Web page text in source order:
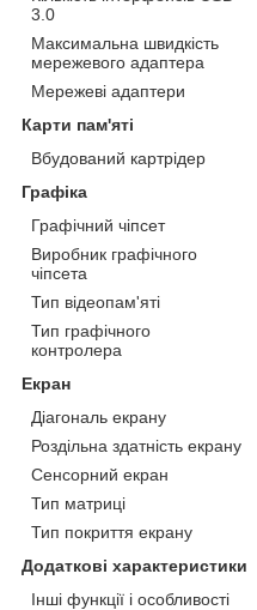
3.0
Максимальна швидкість
мережевого адаптера
Мережеві адаптери
Карти пам'яті
Вбудований картрідер
Графіка
Графічний чіпсет
Виробник графічного
чіпсета
Тип відеопам'яті
Тип графічного
контролера
Екран
Діагональ екрану
Роздільна здатність екрану
Сенсорний екран
Тип матриці
Тип покриття екрану
Додаткові характеристики
Інші функції і особливості